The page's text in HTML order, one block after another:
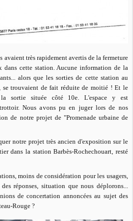
avaient très rapidement avertis de la fermeture
dans cette station. Aucune information de la
alors que les sorties de cette station au
se trouvaient de fait réduite de moitié ! Et le
sortie située côté 10e. L'espace y est
Nous avons pu en juger lors de nos
de notre projet de "Promenade urbaine de
notre projet très ancien d'exposition sur le
dans la station Barbès-Rochechouart, resté
moins de considération pour les usagers,
réponses, situation que nous déplorons...
de concertation annoncées au sujet des
Rouge ?